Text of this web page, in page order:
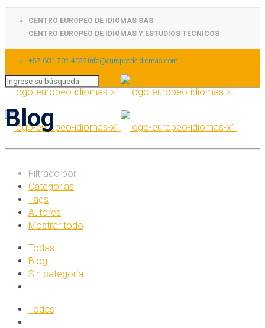
CENTRO EUROPEO DE IDIOMAS SAS
CENTRO EUROPEO DE IDIOMAS Y ESTUDIOS TÉCNICOS
+57 601 702 4022info@europeodeidiomas.com
Blog
Filtrado por
Categorías
Tags
Autores
Mostrar todo
Todas
Blog
Sin categoría
Todas